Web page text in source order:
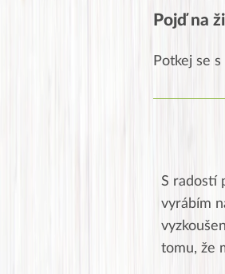
Pojď na
Potkej se
S radostí
vyrábím
tomu, že